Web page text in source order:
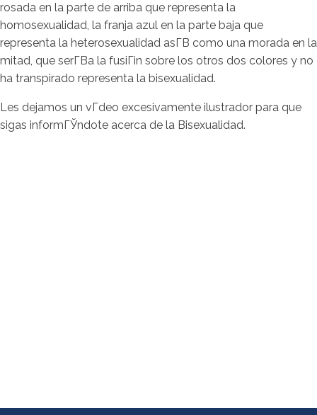
rosada en la parte de arriba que representa la
homosexualidad, la franja azul en la parte baja que
representa la heterosexualidad asГ­В­ como una morada en la
mitad, que serГ­В­a la fusiГіn sobre los otros dos colores y no
ha transpirado representa la bisexualidad.
Les dejamos un vГ­deo excesivamente ilustrador para que
sigas informГЎndote acerca de la Bisexualidad.